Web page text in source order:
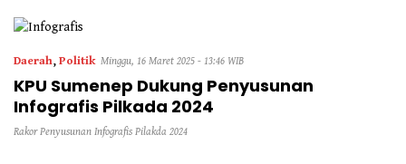
Daerah, Politik Minggu, 16 Maret 2025 - 13:46 WIB
KPU Sumenep Dukung Penyusunan
Infografis Pilkada 2024
Rakor Penyusunan Infografis Pilakda 2024